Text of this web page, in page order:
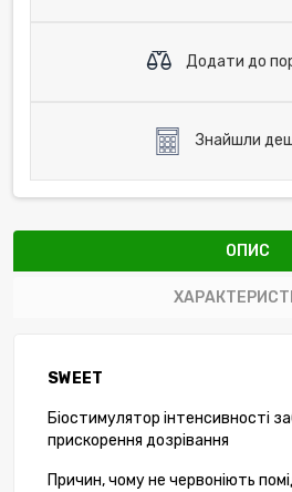
Додати до
Знайшли
ОПИС
SWEET
Біостимулятор інтенсивності
прискорення дозрівання
Причин, чому не червоніють